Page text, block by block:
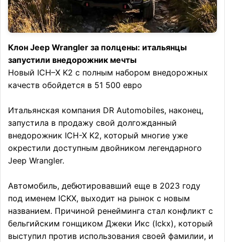
Клон Jeep Wrangler за полцены: итальянцы
запустили внедорожник мечты
Новый ICH–X K2 с полным набором внедорожных
качеств обойдется в 51 500 евро
Итальянская компания DR Automobiles, наконец,
запустила в продажу свой долгожданный
внедорожник ICH-X K2, который многие уже
окрестили доступным двойником легендарного
Jeep Wrangler.
Автомобиль, дебютировавший еще в 2023 году
под именем ICKX, выходит на рынок с новым
названием. Причиной ренейминга стал конфликт с
бельгийским гонщиком Джеки Икс (Ickx), который
выступил против использования своей фамилии, и